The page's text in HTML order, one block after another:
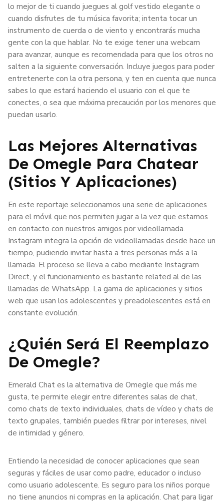
lo mejor de ti cuando juegues al golf vestido elegante o
cuando disfrutes de tu música favorita; intenta tocar un
instrumento de cuerda o de viento y encontrarás mucha
gente con la que hablar. No te exige tener una webcam
para avanzar, aunque es recomendada para que los otros no
salten a la siguiente conversación. Incluye juegos para poder
entretenerte con la otra persona, y ten en cuenta que nunca
sabes lo que estará haciendo el usuario con el que te
conectes, o sea que máxima precaución por los menores que
puedan usarlo.
Las Mejores Alternativas
De Omegle Para Chatear
(sitios Y Aplicaciones)
En este reportaje seleccionamos una serie de aplicaciones
para el móvil que nos permiten jugar a la vez que estamos
en contacto con nuestros amigos por videollamada.
Instagram integra la opción de videollamadas desde hace un
tiempo, pudiendo invitar hasta a tres personas más a la
llamada. El proceso se lleva a cabo mediante Instagram
Direct, y el funcionamiento es bastante related al de las
llamadas de WhatsApp. La gama de aplicaciones y sitios
web que usan los adolescentes y preadolescentes está en
constante evolución.
¿Quién Será El Reemplazo
De Omegle?
Emerald Chat es la alternativa de Omegle que más me
gusta, te permite elegir entre diferentes salas de chat,
como chats de texto individuales, chats de vídeo y chats de
texto grupales, también puedes filtrar por intereses, nivel
de intimidad y género.
Entiendo la necesidad de conocer aplicaciones que sean
seguras y fáciles de usar como padre, educador o incluso
como usuario adolescente. Es seguro para los niños porque
no tiene anuncios ni compras en la aplicación. Chat para ligar